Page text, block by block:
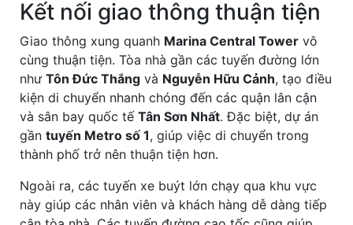
Kết nối giao thông thuận tiện
Giao thông xung quanh Marina Central Tower vô
cùng thuận tiện. Tòa nhà gần các tuyến đường lớn
như Tôn Đức Thắng và Nguyễn Hữu Cảnh, tạo điều
kiện di chuyển nhanh chóng đến các quận lân cận
và sân bay quốc tế Tân Sơn Nhất. Đặc biệt, dự án
gần tuyến Metro số 1, giúp việc di chuyển trong
thành phố trở nên thuận tiện hơn.
Ngoài ra, các tuyến xe buýt lớn chạy qua khu vực
này giúp các nhân viên và khách hàng dễ dàng tiếp